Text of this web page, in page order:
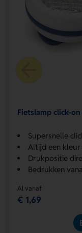
Fietslamp click-
Supersnelle
Altijd een kleur
Drukpositie
Bedrukken
Al vanaf
€ 1,69